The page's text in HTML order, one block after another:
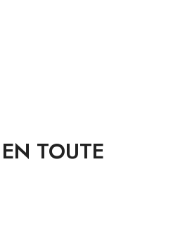
TOUTE